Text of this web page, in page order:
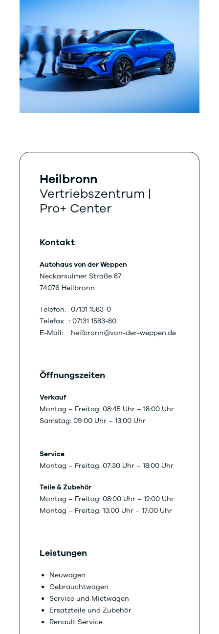
Heilbronn
Vertriebszentrum |
Pro+ Center
Kontakt
Autohaus von der Weppen
Neckarsulmer Straße 87
74076 Heilbronn
Telefon: 07131 1583-0
Telefax : 07131 1583-80
E-Mail:
heilbronn@von-der-weppen.de
Öffnungszeiten
Verkauf
Montag – Freitag: 08:45 Uhr – 18:00 Uhr
Samstag: 09:00 Uhr – 13:00 Uhr
Service
Montag – Freitag: 07:30 Uhr – 18:00 Uhr
Teile & Zubehör
Montag – Freitag: 08:00 Uhr – 12:00 Uhr
Montag – Freitag: 13:00 Uhr – 17:00 Uhr
Leistungen
Neuwagen
Gebrauchtwagen
Service und Mietwagen
Ersatzteile und Zubehör
Renault Service